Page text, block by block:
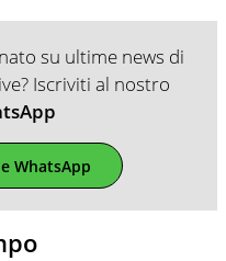
su ultime news di
Iscriviti al nostro
WhatsApp